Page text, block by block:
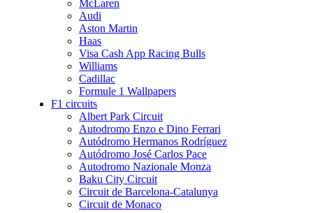
McLaren
Audi
Aston Martin
Haas
Visa Cash App Racing Bulls
Williams
Cadillac
Formule 1 Wallpapers
F1 circuits
Albert Park Circuit
Autodromo Enzo e Dino Ferrari
Autódromo Hermanos Rodríguez
Autódromo José Carlos Pace
Autodromo Nazionale Monza
Baku City Circuit
Circuit de Barcelona-Catalunya
Circuit de Monaco